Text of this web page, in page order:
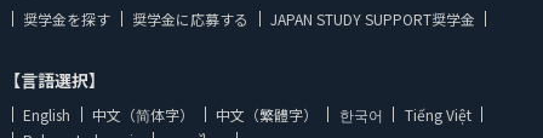
奨学金を探す 奨学金に応募する JAPAN STUDY SUPPORT奨学金
【言語選択】
English 中文（简体字） 中文（繁體字） 한국어
Tiếng Việt